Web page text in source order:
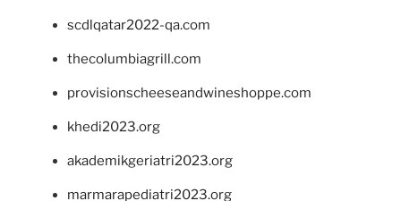
scdlqatar2022-qa.com
thecolumbiagrill.com
provisionscheeseandwineshoppe.com
khedi2023.org
akademikgeriatri2023.org
marmarapediatri2023.org